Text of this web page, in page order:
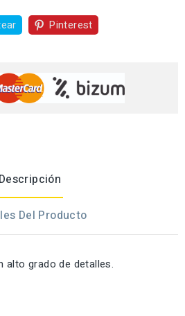
Pinterest
Descripción
Del Producto
alto grado de detalles.